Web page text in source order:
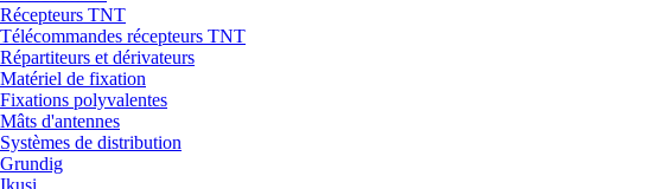
Récepteurs TNT
Télécommandes récepteurs TNT
Répartiteurs et dérivateurs
Matériel de fixation
Fixations polyvalentes
Mâts d'antennes
Systèmes de distribution
Grundig
Ikusi